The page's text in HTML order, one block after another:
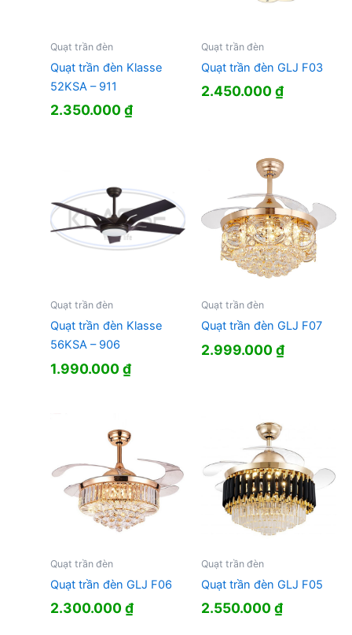
Quạt trần đèn
Quạt trần đèn Klasse
52KSA – 911
2.350.000₫
Quạt trần đèn
Quạt trần đèn GLJ F03
2.450.000₫
Quạt trần đèn
Quạt trần đèn Klasse
56KSA – 906
1.990.000₫
Quạt trần đèn
Quạt trần đèn GLJ F07
2.999.000₫
Quạt trần đèn
Quạt trần đèn GLJ F06
2.300.000₫
Quạt trần đèn
Quạt trần đèn GLJ F05
2.550.000₫